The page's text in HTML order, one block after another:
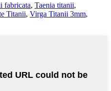
fabricata, Taenia titanii,
Titanii, Virga Titanii 3mm,